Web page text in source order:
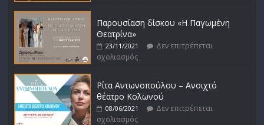
Παρουσίαση δίσκου «Η Παγωμένη
Θεατρίνα»
23/11/2021
Δεν επιτρέπεται
σχολιασμός
Ρίτα Αντωνοπούλου – Ανοιχτό
θέατρο Κολωνού
08/06/2021
Δεν επιτρέπεται
σχολιασμός